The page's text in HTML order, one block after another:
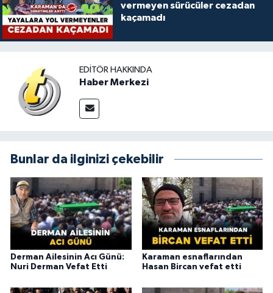
vermeyen sürücüler cezadan
kaçamadı
EDITÖR HAKKINDA
Haber Merkezi
Bunlar da ilginizi çekebilir
Derman Ailesinin Acı Günü:
Nuri Derman Vefat Etti
Karaman esnaflarından
Hasan Bircan vefat etti